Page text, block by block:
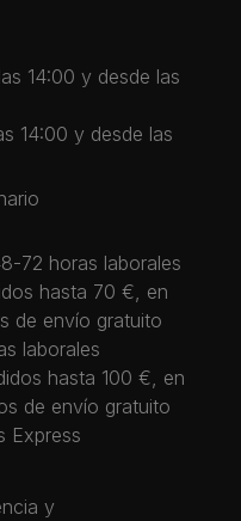
14:00 y desde las
14:00 y desde las
72 horas laborales
hasta 70 €, en
de envío gratuito
laborales
hasta 100 €, en
de envío gratuito
Express
y